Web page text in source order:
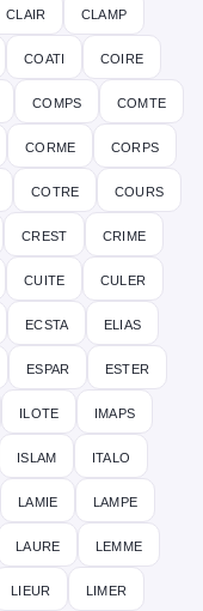
clair clamp
coati coire
comps comte
corme corps
cotre cours
crest crime
cuite culer
ecsta elias
espar ester
ilote imaps
islam italo
lamie lampe
laure lemme
lieur limer